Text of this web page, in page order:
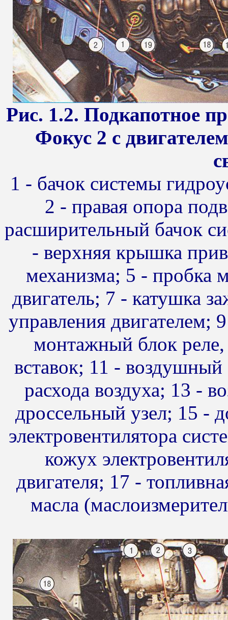
Рис. 1.2. Подкапотное
Фокус 2 с
1 - бачок системы
2 - правая опора
расширительный бачок
- верхняя крышка
механизма; 5 - пробка
двигатель; 7 - катушка
управления двигателем;
монтажный блок реле,
вставок; 11 -
расхода воздуха; 13 -
дроссельный узел; 15 -
электровентилятора
кожух
двигателя; 17 -
масла